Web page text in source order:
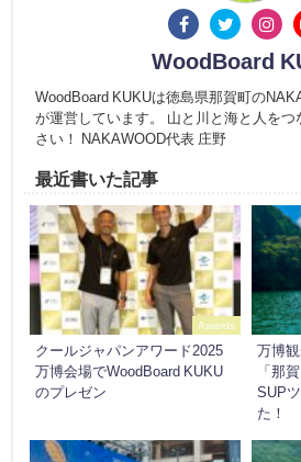
WoodBoard
WoodBoard KUKUは徳島県那賀町の
が運営しています。 山と川と海と人を
さい！ NAKAWOOD代表 庄野
最近書いた記事
Awards
クールジャパンアワード2025
万博会場でWoodBoard KUKU
のプレゼン
万博
「那
SUP
た！